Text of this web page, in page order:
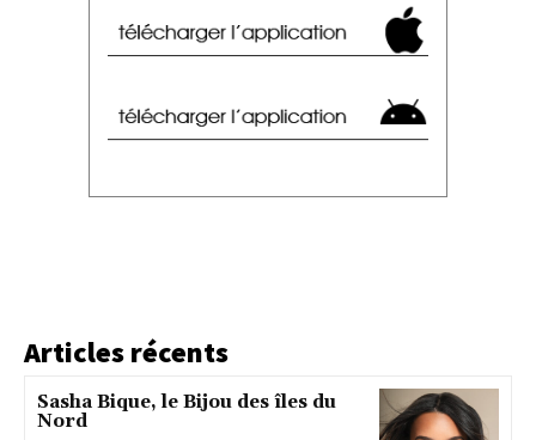
Articles récents
Sasha Bique, le Bijou des îles du
Nord